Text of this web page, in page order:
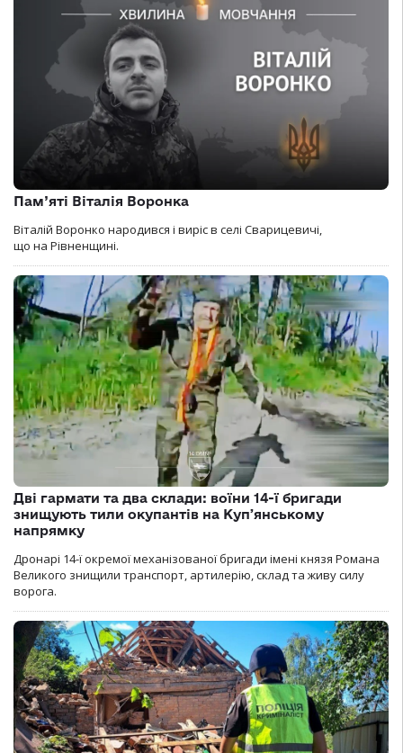
Пам’яті Віталія Воронка
Віталій Воронко народився і виріс в селі Сварицевичі,
що на Рівненщині.
Дві гармати та два склади: воїни 14-ї бригади
знищують тили окупантів на Купʼянському
напрямку
Дронарі 14-ї окремої механізованої бригади імені князя Романа
Великого знищили транспорт, артилерію, склад та живу силу
ворога.